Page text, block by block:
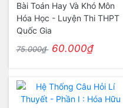
Bài Toán Hay Và Khó Môn
Hóa Học - Luyện Thi THPT
Quốc Gia
75.000₫ 60.000₫